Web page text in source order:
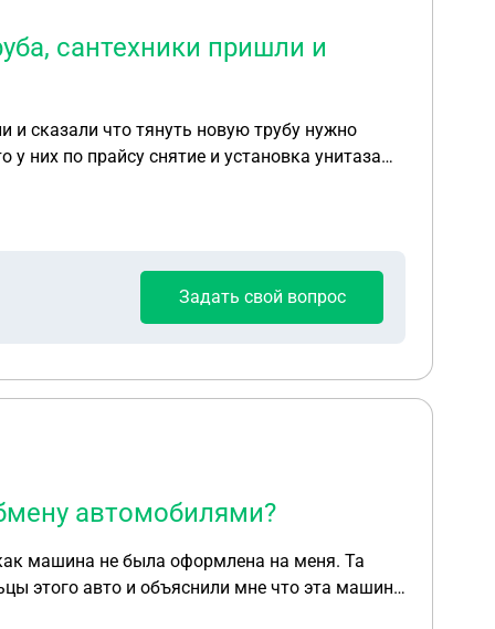
сантехники пришли и
и сказали что тянуть новую трубу нужно
прайсу снятие и установка унитаза
между квартирами? Правомерны ли их
Задать свой вопрос
автомобилями?
машина не была оформлена на меня. Та
этого авто и объяснили мне что эта машину